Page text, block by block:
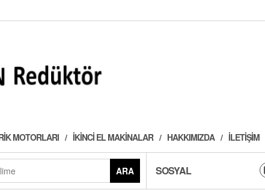
MOTORLARI İKINCI EL MAKINALAR HAKKIMIZDA İLETIŞIM
ARA SOSYAL